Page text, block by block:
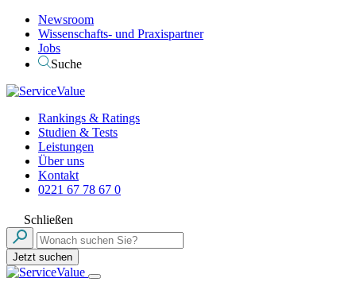
Newsroom
Wissenschafts- und Praxispartner
Jobs
Suche
Rankings & Ratings
Studien & Tests
Leistungen
Über uns
Kontakt
0221 67 78 67 0
Schließen
Jetzt suchen